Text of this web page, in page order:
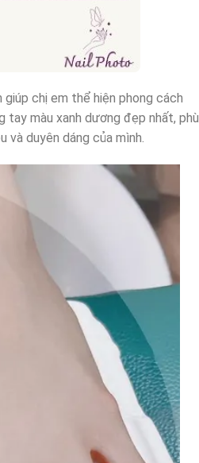
chị em thể hiện phong cách
màu xanh dương đẹp nhất, phù
duyên dáng của mình.